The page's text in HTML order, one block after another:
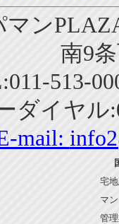
マン
南9
513-
ダイヤル
mail:
宅
マ
管